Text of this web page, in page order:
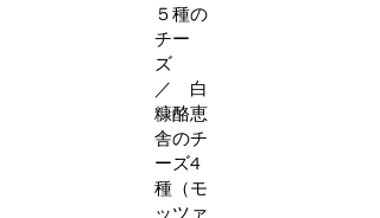
５種の
チー
ズ
／ 白
糠酪恵
舎のチ
ーズ4
種（モ
ッツァ